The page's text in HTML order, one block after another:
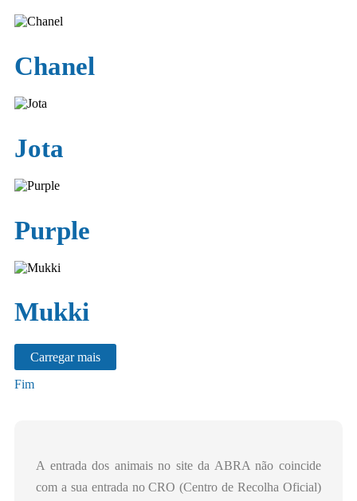
Chanel
Jota
Purple
Mukki
Carregar mais
Fim
A entrada dos animais no site da ABRA não coincide
com a sua entrada no CRO (Centro de Recolha Oficial)